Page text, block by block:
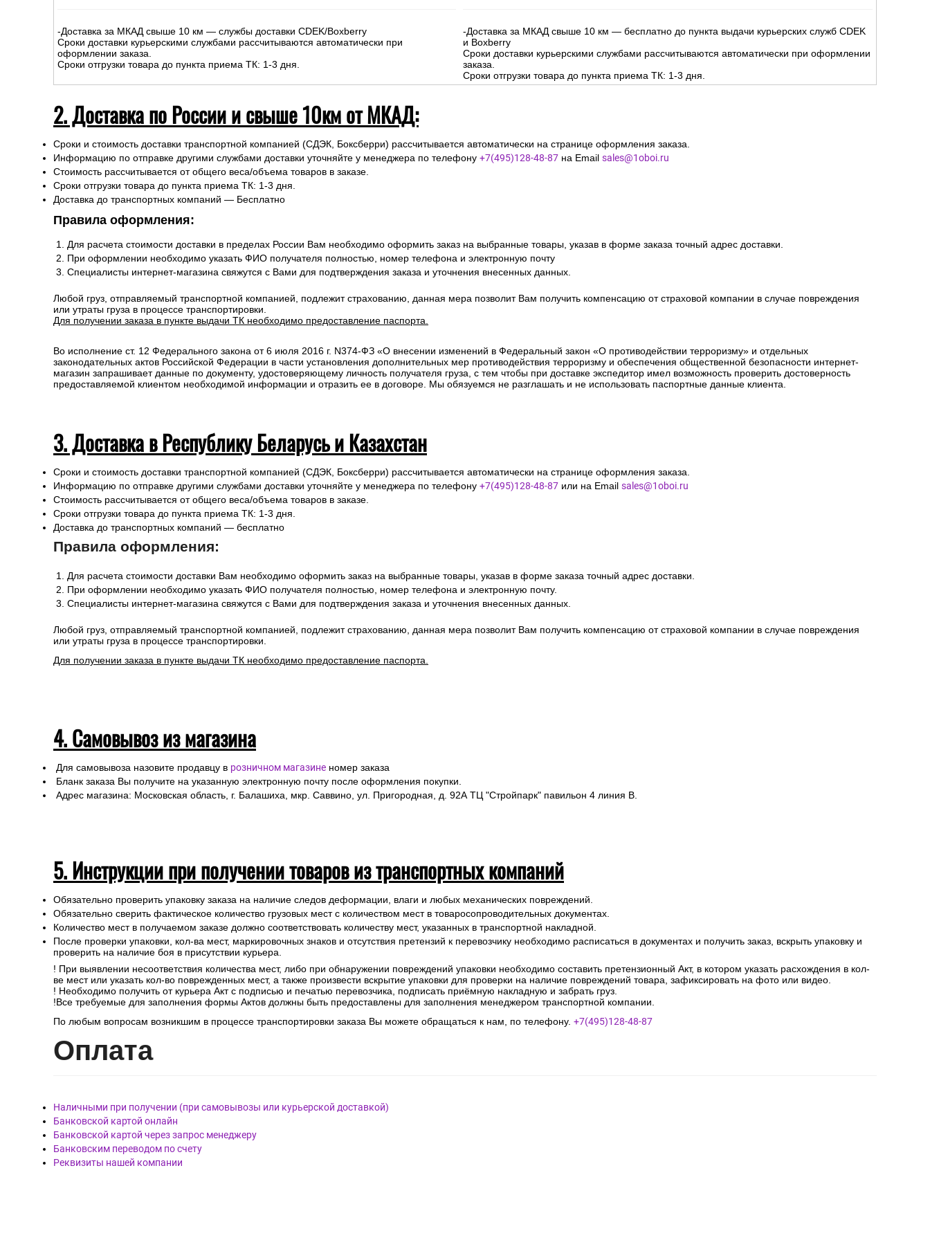
-Доставка за МКАД свыше 10 км — службы доставки CDEK/Boxberry
Сроки доставки курьерскими службами рассчитываются автоматически при
оформлении заказа.
Сроки отгрузки товара до пункта приема ТК: 1-3 дня.
-Доставка за МКАД свыше 10 км — бесплатно до пункта выдачи курьерских служб CDEK
и Boxberry
Сроки доставки курьерскими службами рассчитываются автоматически при оформлении
заказа.
Сроки отгрузки товара до пункта приема ТК: 1-3 дня.
2. Доставка по России и свыше 10км от МКАД:
Сроки и стоимость доставки транспортной компанией (СДЭК, Боксберри) рассчитывается автоматически на странице оформления заказа.
Информацию по отправке другими службами доставки уточняйте у менеджера по телефону +7(495)128-48-87 на Email sales@1oboi.ru
Стоимость рассчитывается от общего веса/объема товаров в заказе.
Сроки отгрузки товара до пункта приема ТК: 1-3 дня.
Доставка до транспортных компаний — Бесплатно
Правила оформления:
Для расчета стоимости доставки в пределах России Вам необходимо оформить заказ на выбранные товары, указав в форме заказа точный адрес доставки.
При оформлении необходимо указать ФИО получателя полностью, номер телефона и электронную почту
Специалисты интернет-магазина свяжутся с Вами для подтверждения заказа и уточнения внесенных данных.
Любой груз, отправляемый транспортной компанией, подлежит страхованию, данная мера позволит Вам получить компенсацию от страховой компании в случае повреждения
или утраты груза в процессе транспортировки.
Для получении заказа в пункте выдачи ТК необходимо предоставление паспорта.
Во исполнение ст. 12 Федерального закона от 6 июля 2016 г. N374-ФЗ «О внесении изменений в Федеральный закон «О противодействии терроризму» и отдельных
законодательных актов Российской Федерации в части установления дополнительных мер противодействия терроризму и обеспечения общественной безопасности интернет-
магазин запрашивает данные по документу, удостоверяющему личность получателя груза, с тем чтобы при доставке экспедитор имел возможность проверить достоверность
предоставляемой клиентом необходимой информации и отразить ее в договоре. Мы обязуемся не разглашать и не использовать паспортные данные клиента.
3. Доставка в Республику Беларусь и Казахстан
Сроки и стоимость доставки транспортной компанией (СДЭК, Боксберри) рассчитывается автоматически на странице оформления заказа.
Информацию по отправке другими службами доставки уточняйте у менеджера по телефону +7(495)128-48-87 или на Email sales@1oboi.ru
Стоимость рассчитывается от общего веса/объема товаров в заказе.
Сроки отгрузки товара до пункта приема ТК: 1-3 дня.
Доставка до транспортных компаний — бесплатно
Правила оформления:
Для расчета стоимости доставки Вам необходимо оформить заказ на выбранные товары, указав в форме заказа точный адрес доставки.
При оформлении необходимо указать ФИО получателя полностью, номер телефона и электронную почту.
Специалисты интернет-магазина свяжутся с Вами для подтверждения заказа и уточнения внесенных данных.
Любой груз, отправляемый транспортной компанией, подлежит страхованию, данная мера позволит Вам получить компенсацию от страховой компании в случае повреждения
или утраты груза в процессе транспортировки.
Для получении заказа в пункте выдачи ТК необходимо предоставление паспорта.
4. Самовывоз из магазина
Для самовывоза назовите продавцу в розничном магазине номер заказа
Бланк заказа Вы получите на указанную электронную почту после оформления покупки.
Адрес магазина: Московская область, г. Балашиха, мкр. Саввино, ул. Пригородная, д. 92А ТЦ "Стройпарк" павильон 4 линия В.
5. Инструкции при получении товаров из транспортных компаний
Обязательно проверить упаковку заказа на наличие следов деформации, влаги и любых механических повреждений.
Обязательно сверить фактическое количество грузовых мест с количеством мест в товаросопроводительных документах.
Количество мест в получаемом заказе должно соответствовать количеству мест, указанных в транспортной накладной.
После проверки упаковки, кол-ва мест, маркировочных знаков и отсутствия претензий к перевозчику необходимо расписаться в документах и получить заказ, вскрыть упаковку и
проверить на наличие боя в присутствии курьера.
! При выявлении несоответствия количества мест, либо при обнаружении повреждений упаковки необходимо составить претензионный Акт, в котором указать расхождения в кол-
ве мест или указать кол-во поврежденных мест, а также произвести вскрытие упаковки для проверки на наличие повреждений товара, зафиксировать на фото или видео.
! Необходимо получить от курьера Акт с подписью и печатью перевозчика, подписать приёмную накладную и забрать груз.
!Все требуемые для заполнения формы Актов должны быть предоставлены для заполнения менеджером транспортной компании.
По любым вопросам возникшим в процессе транспортировки заказа Вы можете обращаться к нам, по телефону. +7(495)128-48-87
Оплата
Наличными при получении (при самовывозы или курьерской доставкой)
Банковской картой онлайн
Банковской картой через запрос менеджеру
Банковским переводом по счету
Реквизиты нашей компании